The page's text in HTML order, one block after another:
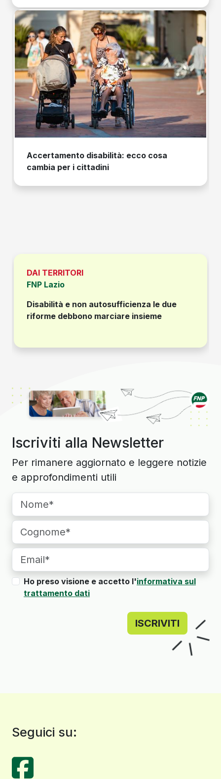
Accertamento disabilità: ecco cosa
cambia per i cittadini
DAI TERRITORI
FNP Lazio
Disabilità e non autosufficienza le due
riforme debbono marciare insieme
Iscriviti alla Newsletter
Per rimanere aggiornato e leggere notizie
e approfondimenti utili
Ho preso visione e accetto l'informativa sul
trattamento dati
ISCRIVITI
Seguici su: